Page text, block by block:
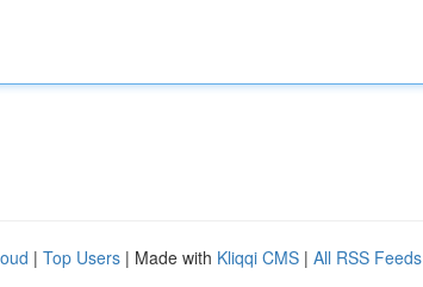
| Top Users | Made with Kliqqi CMS | All RSS Feeds